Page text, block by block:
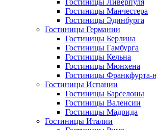
Гостиницы Ливерпуля
Гостиницы Манчестера
Гостиницы Эдинбурга
Гостиницы Германии
Гостиницы Берлина
Гостиницы Гамбурга
Гостиницы Кельна
Гостиницы Мюнхена
Гостиницы Франкфурта-
Гостиницы Испании
Гостиницы Барселоны
Гостиницы Валенсии
Гостиницы Мадрида
Гостиницы Италии